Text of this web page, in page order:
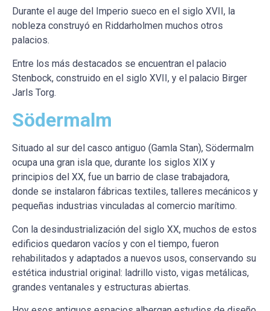
Durante el auge del Imperio sueco en el siglo XVII, la
nobleza construyó en Riddarholmen muchos otros
palacios.
Entre los más destacados se encuentran el palacio
Stenbock, construido en el siglo XVII, y el palacio Birger
Jarls Torg.
Södermalm
Situado al sur del casco antiguo (Gamla Stan), Södermalm
ocupa una gran isla que, durante los siglos XIX y
principios del XX, fue un barrio de clase trabajadora,
donde se instalaron fábricas textiles, talleres mecánicos y
pequeñas industrias vinculadas al comercio marítimo.
Con la desindustrialización del siglo XX, muchos de estos
edificios quedaron vacíos y con el tiempo, fueron
rehabilitados y adaptados a nuevos usos, conservando su
estética industrial original: ladrillo visto, vigas metálicas,
grandes ventanales y estructuras abiertas.